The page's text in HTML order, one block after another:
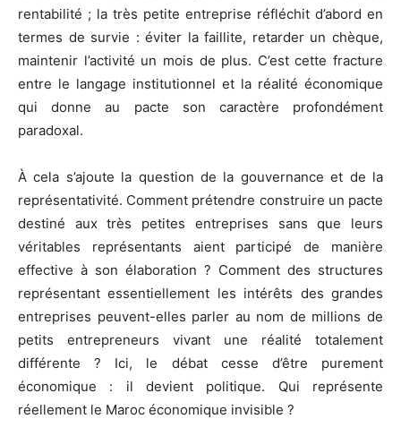
rentabilité ; la très petite entreprise réfléchit d’abord en
termes de survie : éviter la faillite, retarder un chèque,
maintenir l’activité un mois de plus. C’est cette fracture
entre le langage institutionnel et la réalité économique
qui donne au pacte son caractère profondément
paradoxal.
À cela s’ajoute la question de la gouvernance et de la
représentativité. Comment prétendre construire un pacte
destiné aux très petites entreprises sans que leurs
véritables représentants aient participé de manière
effective à son élaboration ? Comment des structures
représentant essentiellement les intérêts des grandes
entreprises peuvent-elles parler au nom de millions de
petits entrepreneurs vivant une réalité totalement
différente ? Ici, le débat cesse d’être purement
économique : il devient politique. Qui représente
réellement le Maroc économique invisible ?